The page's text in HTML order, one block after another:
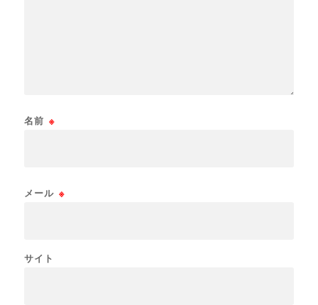
名前 ※
メール ※
サイト